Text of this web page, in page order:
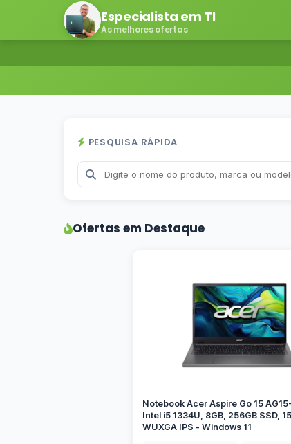
Especialista em TI
As melhores ofertas
PESQUISA RÁPIDA
Ofertas em Destaque
Notebook Acer Aspire Go 15
Intel i5 1334U, 8GB, 256GB SSD,
WUXGA IPS - Windows 11